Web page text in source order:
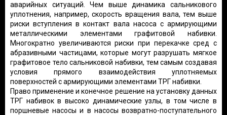
аварийных ситуаций. Чем выше динамика сальникового
уплотнения, например, скорость вращения вала, тем выше
риски вступления в контакт вала насоса с армирующими
металлическими элементами графитовой набивки.
Многократно увеличиваются риски при перекачке сред с
абразивными частицами, которые могут разрушать мягкое
графитовое тело сальниковой набивки, тем самым создавая
условия прямого взаимодействия уплотняемых
поверхностей с армирующими элементами ТРГ набивки.
Право применение и конечное решение на установку данных
ТРГ набивок в высоко динамические узлы, в том числе в
поршневые насосы и в насосы возвратно-поступательного